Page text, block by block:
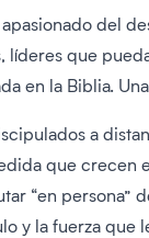
del
líderes que
en la Biblia.
a
que crecen
“en persona”
y la fuerza que